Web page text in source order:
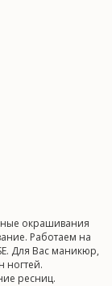
окрашивания
Работаем на
Для Вас маникюр,
ногтей.
ресниц.